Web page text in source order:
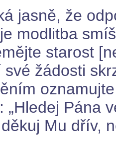
jasně, že
modlitba
starost
své žádosti
„Hledej Pána
Mu dřív,